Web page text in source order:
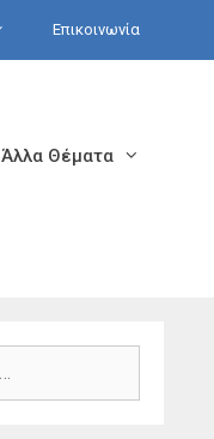
Επικοινωνία
Άλλα Θέματα